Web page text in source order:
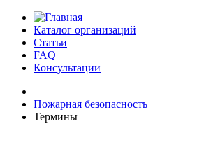
Каталог организаций
Статьи
FAQ
Консультации
Пожарная безопасность
Термины